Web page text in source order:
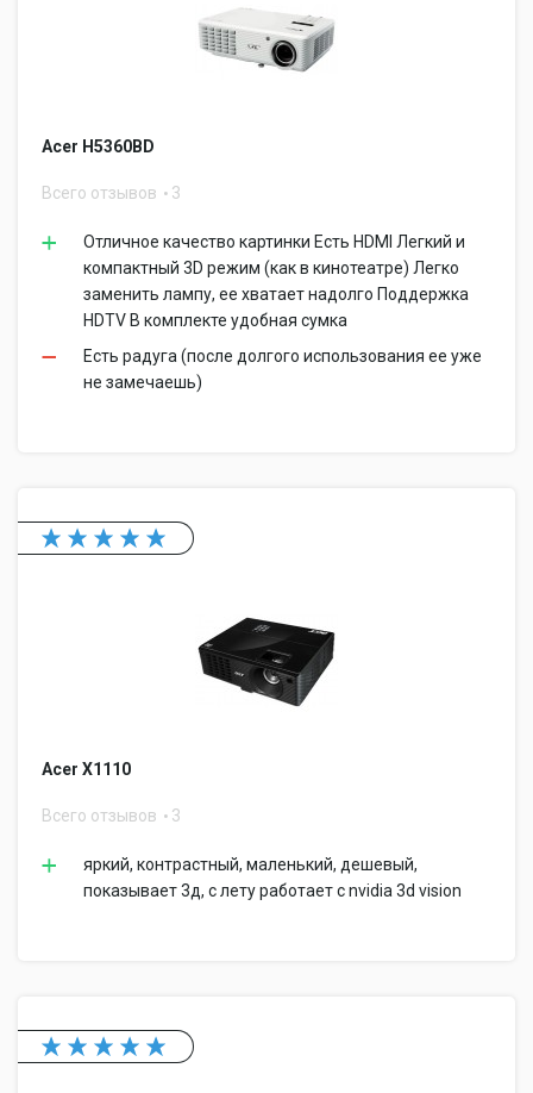
Acer H5360BD
Всего отзывов 3
Отличное качество картинки Есть HDMI Легкий и
компактный 3D режим (как в кинотеатре) Легко
заменить лампу, ее хватает надолго Поддержка
HDTV В комплекте удобная сумка
Есть радуга (после долгого использования ее уже
не замечаешь)
Acer X1110
Всего отзывов 3
яркий, контрастный, маленький, дешевый,
показывает 3д, с лету работает с nvidia 3d vision